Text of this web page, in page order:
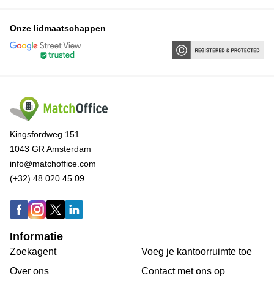
Onze lidmaatschappen
Kingsfordweg 151
1043 GR Amsterdam
info@matchoffice.com
(+32) 48 020 45 09
Informatie
Zoekagent
Over ons
Voeg je kantoorruimte toe
Сontact met ons op